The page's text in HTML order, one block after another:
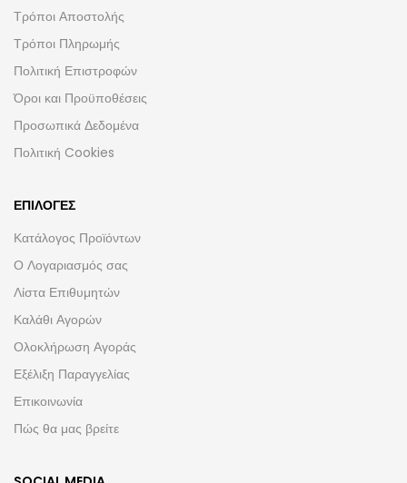
Τρόποι Αποστολής
Τρόποι Πληρωμής
Πολιτική Επιστροφών
Όροι και Προϋποθέσεις
Προσωπικά Δεδομένα
Πολιτική Cookies
ΕΠΙΛΟΓΈΣ
Κατάλογος Προϊόντων
Ο Λογαριασμός σας
Λίστα Επιθυμητών
Καλάθι Αγορών
Ολοκλήρωση Αγοράς
Εξέλιξη Παραγγελίας
Επικοινωνία
Πώς θα μας βρείτε